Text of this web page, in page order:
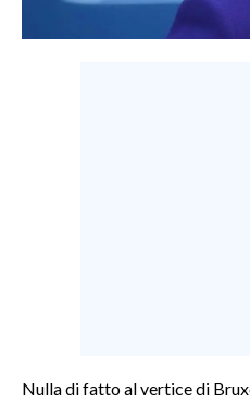
ALTRI SPORT
Nulla di fatto al vertice di